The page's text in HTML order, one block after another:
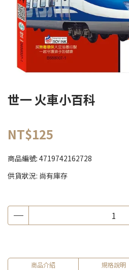
世一 火車小百科
NT$125
商品編號: 4719742162728
供貨狀況: 尚有庫存
商品介紹 規格說明